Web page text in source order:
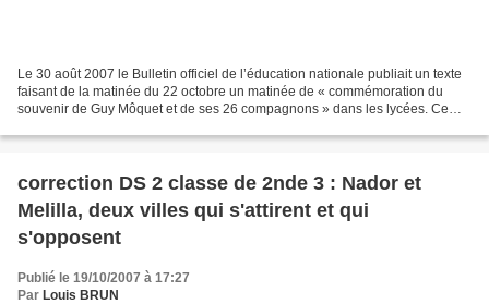
Le 30 août 2007 le Bulletin officiel de l’éducation nationale publiait un texte
faisant de la matinée du 22 octobre un matinée de « commémoration du
souvenir de Guy Môquet et de ses 26 compagnons » dans les lycées. Ce
correction DS 2 classe de 2nde 3 : Nador et
Melilla, deux villes qui s'attirent et qui
s'opposent
Publié le 19/10/2007 à 17:27
Par Louis BRUN